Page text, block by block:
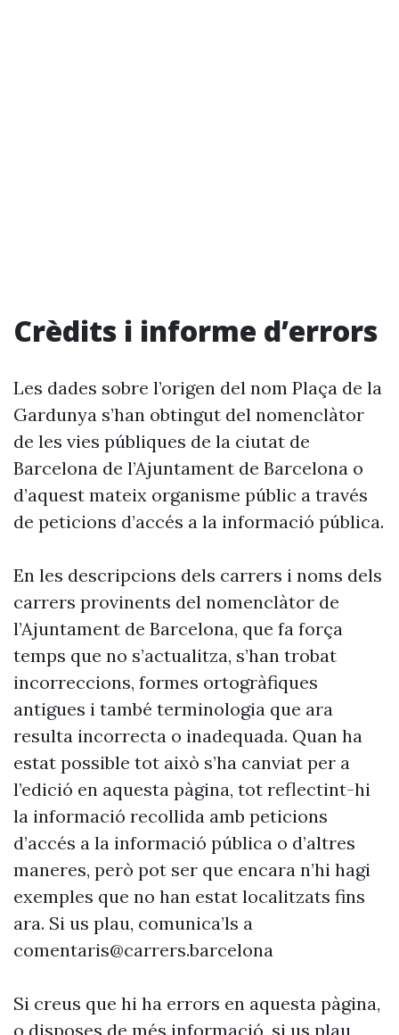
Crèdits i informe d’errors
Les dades sobre l’origen del nom Plaça de la
Gardunya s’han obtingut del nomenclàtor
de les vies públiques de la ciutat de
Barcelona de l’Ajuntament de Barcelona o
d’aquest mateix organisme públic a través
de peticions d’accés a la informació pública.
En les descripcions dels carrers i noms dels
carrers provinents del nomenclàtor de
l’Ajuntament de Barcelona, que fa força
temps que no s’actualitza, s’han trobat
incorreccions, formes ortogràfiques
antigues i també terminologia que ara
resulta incorrecta o inadequada. Quan ha
estat possible tot això s’ha canviat per a
l’edició en aquesta pàgina, tot reflectint-hi
la informació recollida amb peticions
d’accés a la informació pública o d’altres
maneres, però pot ser que encara n’hi hagi
exemples que no han estat localitzats fins
ara. Si us plau, comunica’ls a
comentaris@carrers.barcelona
Si creus que hi ha errors en aquesta pàgina,
o disposes de més informació, si us plau